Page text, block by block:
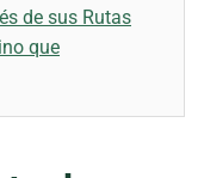
de sus Rutas
que